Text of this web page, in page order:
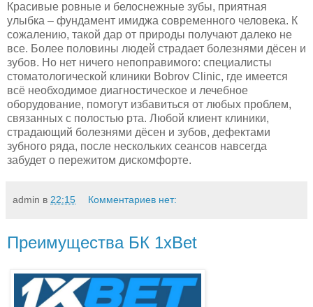
Красивые ровные и белоснежные зубы, приятная
улыбка – фундамент имиджа современного человека. К
сожалению, такой дар от природы получают далеко не
все. Более половины людей страдает болезнями дёсен и
зубов. Но нет ничего непоправимого: специалисты
стоматологической клиники Bobrov Clinic, где имеется
всё необходимое диагностическое и лечебное
оборудование, помогут избавиться от любых проблем,
связанных с полостью рта. Любой клиент клиники,
страдающий болезнями дёсен и зубов, дефектами
зубного ряда, после нескольких сеансов навсегда
забудет о пережитом дискомфорте.
admin в 22:15 Комментариев нет:
Преимущества БК 1xBet